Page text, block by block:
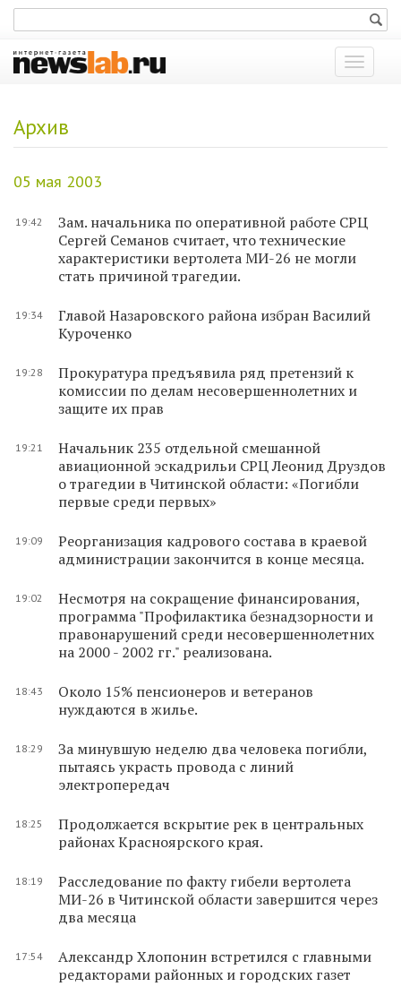
Показать
меню
Архив
05 мая 2003
19:42
Зам. начальника по оперативной работе СРЦ
Сергей Семанов считает, что технические
характеристики вертолета МИ-26 не могли
стать причиной трагедии.
19:34
Главой Назаровского района избран Василий
Куроченко
19:28
Прокуратура предъявила ряд претензий к
комиссии по делам несовершеннолетних и
защите их прав
19:21
Начальник 235 отдельной смешанной
авиационной эскадрильи СРЦ Леонид Друздов
о трагедии в Читинской области: «Погибли
первые среди первых»
19:09
Реорганизация кадрового состава в краевой
администрации закончится в конце месяца.
19:02
Несмотря на сокращение финансирования,
программа "Профилактика безнадзорности и
правонарушений среди несовершеннолетних
на 2000 - 2002 гг." реализована.
18:43
Около 15% пенсионеров и ветеранов
нуждаются в жилье.
18:29
За минувшую неделю два человека погибли,
пытаясь украсть провода с линий
электропередач
18:25
Продолжается вскрытие рек в центральных
районах Красноярского края.
18:19
Расследование по факту гибели вертолета
МИ-26 в Читинской области завершится через
два месяца
17:54
Александр Хлопонин встретился с главными
редакторами районных и городских газет